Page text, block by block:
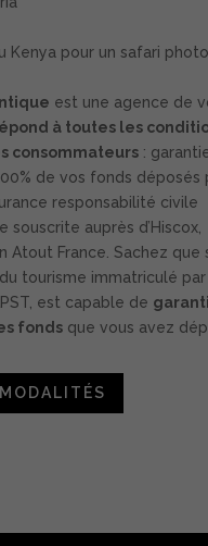
Kenya pour un safari
est une agence de
à toutes les
consommateurs:
de vos fonds déposés
responsabilité civile
souscrite auprès d’Hiscox,
Atout France. Sachez que
tourisme immatriculé par
est capable de
fondsque vous avez